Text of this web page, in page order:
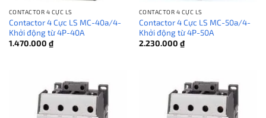
CONTACTOR 4 CỰC LS
Contactor 4 Cực LS MC-40a/4-
Khởi động từ 4P-40A
1.470.000 ₫
CONTACTOR 4 CỰC LS
Contactor 4 Cực LS MC-50a/4-
Khởi động từ 4P-50A
2.230.000 ₫